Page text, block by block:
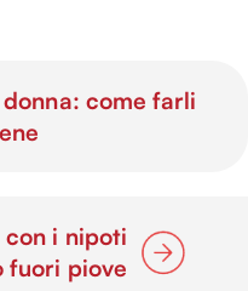
come farli
con i nipoti
fuori piove